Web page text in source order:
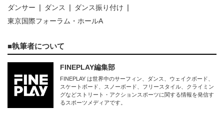
ダンサー
ダンス
ダンス振り付け
東京国際フォーラム・ホールA
執筆者について
FINEPLAY編集部
FINEPLAY は世界中のサーフィン、ダンス、ウェイクボード、
スケートボード、スノーボード、フリースタイル、クライミン
グなどストリート・アクションスポーツに関する情報を発信す
るスポーツメディアです。